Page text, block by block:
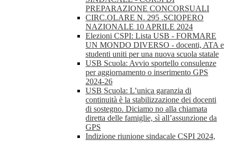
PREPARAZIONE CONCORSUALI
CIRC.OLARE N. 295 .SCIOPERO
NAZIONALE 10 APRILE 2024
Elezioni CSPI: Lista USB - FORMARE
UN MONDO DIVERSO - docenti, ATA e
studenti uniti per una nuova scuola statale
USB Scuola: Avvio sportello consulenze
per aggiornamento o inserimento GPS
2024-26
USB Scuola: L’unica garanzia di
continuità è la stabilizzazione dei docenti
di sostegno. Diciamo no alla chiamata
diretta delle famiglie, sì all’assunzione da
GPS
Indizione riunione sindacale CSPI 2024,